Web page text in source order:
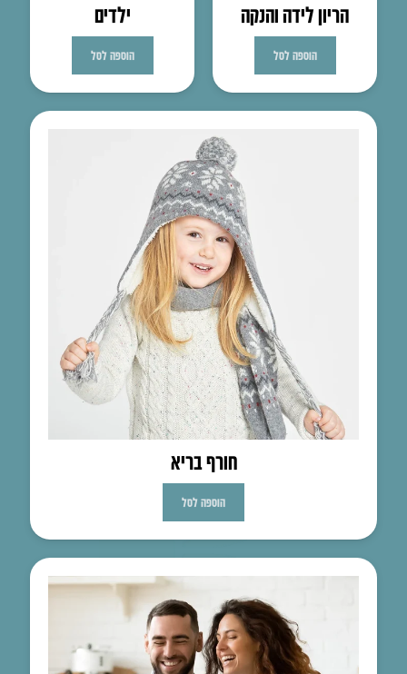
הריון לידה והנקה
הוספה לסל
ילדים
הוספה לסל
חורף בריא
הוספה לסל